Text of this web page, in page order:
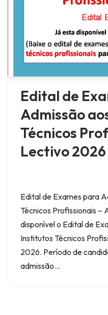
Edital de
Admissão
Técnicos
Lectivo 2026
Edital de Exames para
Técnicos Profissionais
disponível o Edital de
Institutos Técnicos
2026. Período de
admissão…